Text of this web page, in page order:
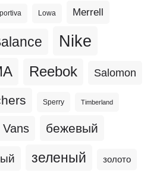
Lowa Merrell
Nike
Reebok Salomon
Sperry Timberland
Vans бежевый
зеленый золото